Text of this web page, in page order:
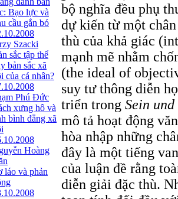
Bạo lực và
cầu gắn bó
Szacki
sắc tập thể
bản sắc xã
của cá nhân?
Phú Đức
xưng hô và
bình đẳng xã
Hoàng
láo và phản
bộ nghĩa đều phụ
dự kiến từ một
thù của khả giác
mạnh mẽ nhằm
(the ideal of
suy tư thông diễn
triển trong Sein
mô tả hoạt động
hòa nhập những
đây là một tiếng
của luận đề rằng
diễn giải đặc thù.